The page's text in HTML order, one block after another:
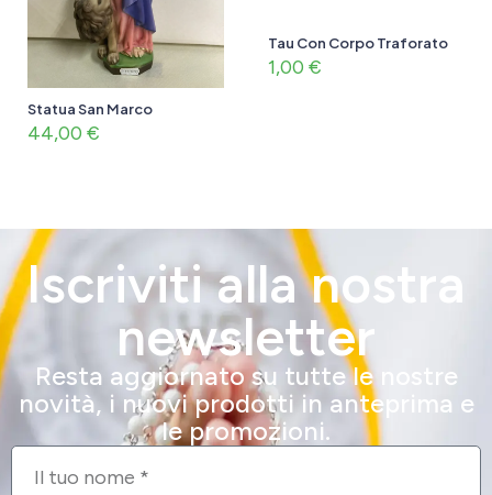
Statua San Marco
44,00 €
Tau Con Corpo Traforato
1,00 €
Iscriviti alla nostra
newsletter
Resta aggiornato su tutte le nostre
novità, i nuovi prodotti in anteprima e
le promozioni.